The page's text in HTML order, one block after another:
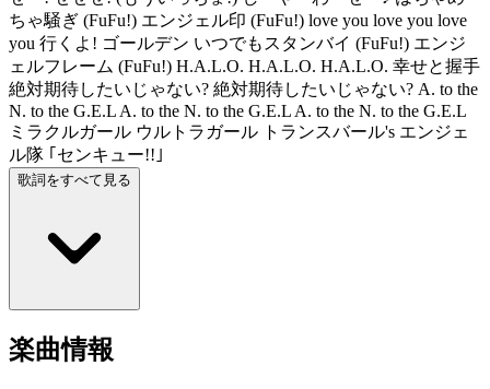
ちゃ騒ぎ (FuFu!) エンジェル印 (FuFu!) love you love you love
you 行くよ! ゴールデン いつでもスタンバイ (FuFu!) エンジ
ェルフレーム (FuFu!) H.A.L.O. H.A.L.O. H.A.L.O. 幸せと握手
絶対期待したいじゃない? 絶対期待したいじゃない? A. to the
N. to the G.E.L A. to the N. to the G.E.L A. to the N. to the G.E.L
ミラクルガール ウルトラガール トランスバール's エンジェ
ル隊 ｢センキュー!!｣
歌詞をすべて見る
楽曲情報